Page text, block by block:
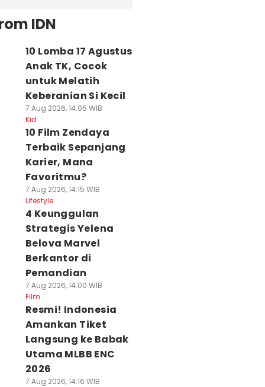
IDN
10 Lomba 17 Agustus
Anak TK, Cocok
untuk Melatih
Keberanian Si Kecil
7 Aug 2026, 14:05 WIB
Kid
10 Film Zendaya
Terbaik Sepanjang
Karier, Mana
Favoritmu?
7 Aug 2026, 14:15 WIB
Lifestyle
4 Keunggulan
Strategis Yelena
Belova Marvel
Berkantor di
Pemandian
7 Aug 2026, 14:00 WIB
Film
Resmi! Indonesia
Amankan Tiket
Langsung ke Babak
Utama MLBB ENC
2026
7 Aug 2026, 14:16 WIB